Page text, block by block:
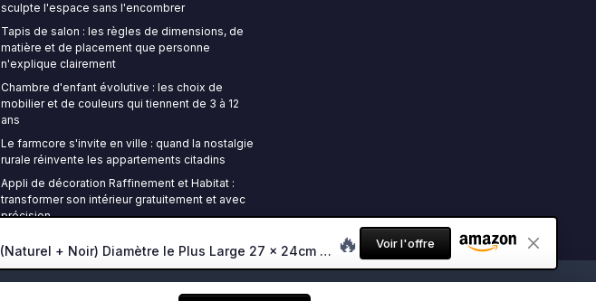
Panier Jonc De Mer Rangement Panier Plante Seagrass de Fleur Corbeille en Paille (Naturel + Noir) Diamètre le Plus Large 27 x 24cm Noir 🔥 Voir l'offre
sculpte l'espace sans l'encombrer
Tapis de salon : les règles de dimensions, de
matière et de placement que personne
n'explique clairement
Chambre d'enfant évolutive : les choix de
mobilier et de couleurs qui tiennent de 3 à 12
ans
Le farmcore s'invite en ville : quand la nostalgie
rurale réinvente les appartements citadins
Appli de décoration Raffinement et Habitat :
transformer son intérieur gratuitement et avec
précision